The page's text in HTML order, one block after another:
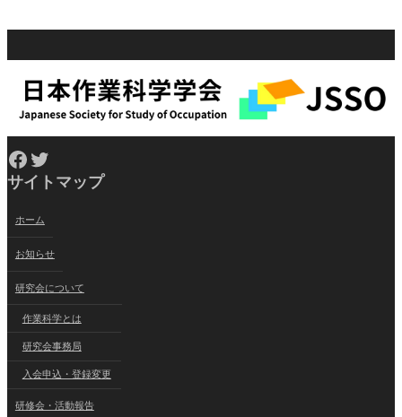
Facebook Twitter
サイトマップ
ホーム
お知らせ
研究会について
作業科学とは
研究会事務局
入会申込・登録変更
研修会・活動報告